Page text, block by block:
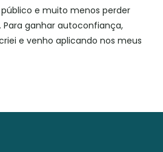
e muito menos perder
Para ganhar autoconfiança,
e venho aplicando nos meus